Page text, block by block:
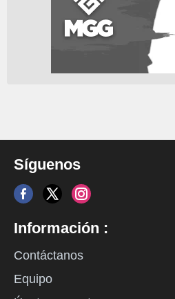
Síguenos
Información :
Contáctanos
Equipo